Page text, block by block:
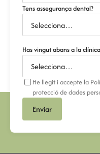
Tens assegurança dental?
Has vingut abans a la
He llegit i accepte la
protecció de dades
Enviar